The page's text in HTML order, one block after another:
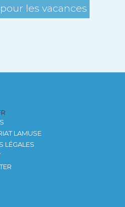
les vacances
LAMUSE
LÉGALES